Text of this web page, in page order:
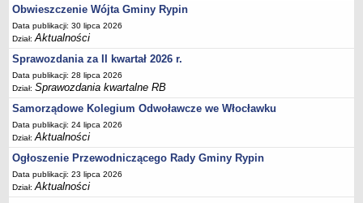
Postać dokumentów
Akty Prawne, Dzienniki Ustaw, Monitory Polskie
Prawo miejscowe
Zarządzenia
Studium uwarunkowań i kierunków zagospodarowania
przestrzennego
Dane przestrzenne - MPZP
Stałe obwody głosowania, numery, granice oraz siedziby
obwodowych komisji wyborczych, opis granic okręgów wyborczych
Plan ogólny gminy Rypin
Obwieszczenie Wójta Gminy Rypin
Data publikacji: 30 lipca 2026
Dział:Aktualności
Sprawozdania za II kwartał 2026 r.
Data publikacji: 28 lipca 2026
Dział:Sprawozdania kwartalne RB
Samorządowe Kolegium Odwoławcze we Włocławku
Data publikacji: 24 lipca 2026
Dział:Aktualności
Ogłoszenie Przewodniczącego Rady Gminy Rypin
Data publikacji: 23 lipca 2026
Dział:Aktualności